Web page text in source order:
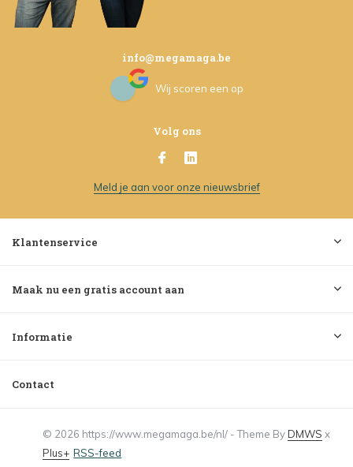
info@megamaga.be
Wij scoren een op
Volg ons
Meld je aan voor onze nieuwsbrief
Klantenservice
Maak nu een gratis account aan
Informatie
Contact
© 2026 https://www.megamaga.be/nl/ - Theme ByDMWS x
Plus+ RSS-feed